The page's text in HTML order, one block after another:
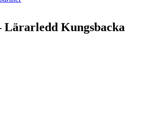
Lärarledd Kungsbacka